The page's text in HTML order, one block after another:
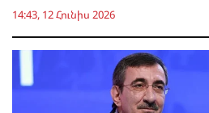
14:43, 12 Հունիս 2026